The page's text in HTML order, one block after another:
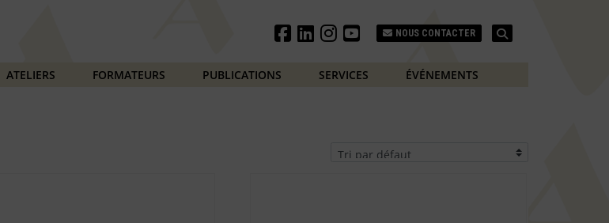
NOUS CONTACTER
ATELIERS FORMATEURS PUBLICATIONS SERVICES
ÉVÉNEMENTS